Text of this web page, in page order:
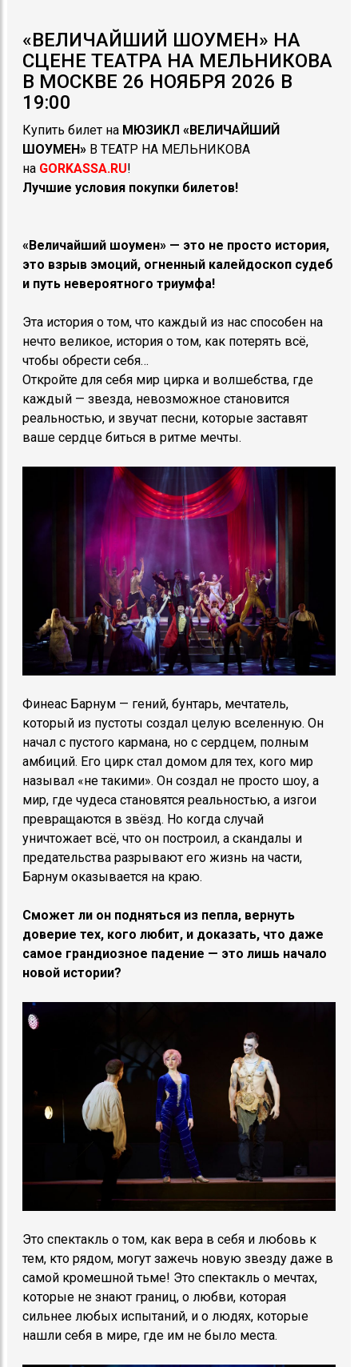
«ВЕЛИЧАЙШИЙ ШОУМЕН» НА
СЦЕНЕ ТЕАТРА НА МЕЛЬНИКОВА
В МОСКВЕ 26 НОЯБРЯ 2026 В
19:00
Купить билет на МЮЗИКЛ« ВЕЛИЧАЙШИЙ
ШОУМЕН» В ТЕАТР НА МЕЛЬНИКОВА
на GORKASSA.RU!
Лучшие условия покупки билетов!
«Величайший шоумен» — это не просто история,
это взрыв эмоций, огненный калейдоскоп судеб
и путь невероятного триумфа!
Эта история о том, что каждый из нас способен на
нечто великое, история о том, как потерять всё,
чтобы обрести себя…
Откройте для себя мир цирка и волшебства, где
каждый — звезда, невозможное становится
реальностью, и звучат песни, которые заставят
ваше сердце биться в ритме мечты.
Финеас Барнум — гений, бунтарь, мечтатель,
который из пустоты создал целую вселенную. Он
начал с пустого кармана, но с сердцем, полным
амбиций. Его цирк стал домом для тех, кого мир
называл «не такими». Он создал не просто шоу, а
мир, где чудеса становятся реальностью, а изгои
превращаются в звёзд. Но когда случай
уничтожает всё, что он построил, а скандалы и
предательства разрывают его жизнь на части,
Барнум оказывается на краю.
Сможет ли он подняться из пепла, вернуть
доверие тех, кого любит, и доказать, что даже
самое грандиозное падение — это лишь начало
новой истории?
Это спектакль о том, как вера в себя и любовь к
тем, кто рядом, могут зажечь новую звезду даже в
самой кромешной тьме! Это спектакль о мечтах,
которые не знают границ, о любви, которая
сильнее любых испытаний, и о людях, которые
нашли себя в мире, где им не было места.